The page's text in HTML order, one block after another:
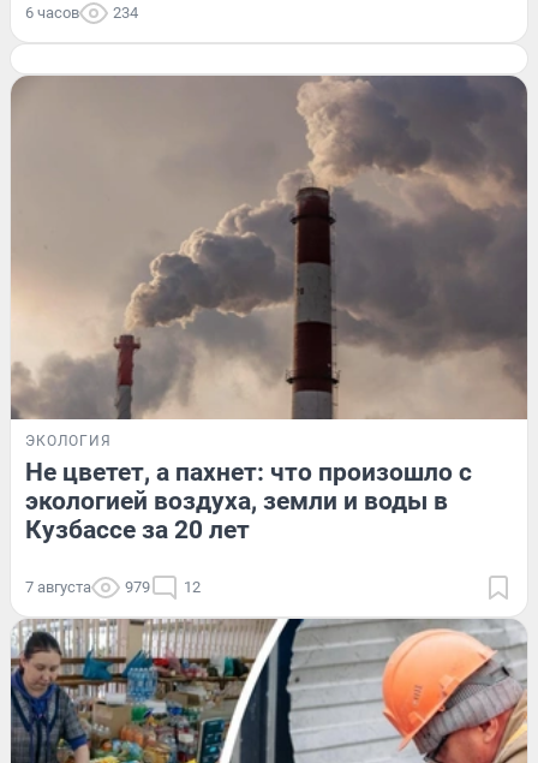
6 часов 234
ЭКОЛОГИЯ
Не цветет, а пахнет: что произошло с
экологией воздуха, земли и воды в
Кузбассе за 20 лет
7 августа 979 12